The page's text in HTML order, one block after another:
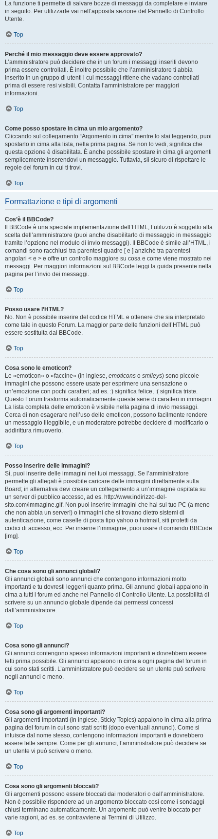
La funzione ti permette di salvare bozze di messaggi da completare e inviare
in seguito. Per utilizzarle vai nell’apposita sezione del Pannello di Controllo
Utente.
Top
Perché il mio messaggio deve essere approvato?
L’amministratore può decidere che in un forum i messaggi inseriti devono
prima essere controllati. È inoltre possibile che l’amministratore ti abbia
inserito in un gruppo di utenti i cui messaggi ritiene che vadano controllati
prima di essere resi visibili. Contatta l’amministratore per maggiori
informazioni.
Top
Come posso spostare in cima un mio argomento?
Cliccando sul collegamento “Argomento in cima” mentre lo stai leggendo, puoi
spostarlo in cima alla lista, nella prima pagina. Se non lo vedi, significa che
questa opzione è disabilitata. È anche possibile spostare in cima gli argomenti
semplicemente inserendovi un messaggio. Tuttavia, sii sicuro di rispettare le
regole del forum in cui ti trovi.
Top
Formattazione e tipi di argomenti
Cos’è il BBCode?
Il BBCode è una speciale implementazione dell’HTML; l’utilizzo è soggetto alla
scelta dell’amministratore (puoi anche disabilitarlo di messaggio in messaggio
tramite l’opzione nel modulo di invio messaggi). Il BBCode è simile all’HTML, i
comandi sono racchiusi tra parentesi quadre [ e ] anziché tra parentesi
angolari < e > e offre un controllo maggiore su cosa e come viene mostrato nei
messaggi. Per maggiori informazioni sul BBCode leggi la guida presente nella
pagina per l’invio dei messaggi.
Top
Posso usare l’HTML?
No. Non è possibile inserire del codice HTML e ottenere che sia interpretato
come tale in questo Forum. La maggior parte delle funzioni dell’HTML può
essere sostituita dal BBCode.
Top
Cosa sono le emoticon?
Le «emoticon» o «faccine» (in inglese, emoticons o smileys) sono piccole
immagini che possono essere usate per esprimere una sensazione o
un’emozione con pochi caratteri; ad es. :) significa felice, :( significa triste.
Questo Forum trasforma automaticamente queste serie di caratteri in immagini.
La lista completa delle emoticon è visibile nella pagina di invio messaggi.
Cerca di non esagerare nell’uso delle emoticon, possono facilmente rendere
un messaggio illeggibile, e un moderatore potrebbe decidere di modificarlo o
addirittura rimuoverlo.
Top
Posso inserire delle immagini?
Sì, puoi inserire delle immagini nei tuoi messaggi. Se l’amministratore
permette gli allegati è possibile caricare delle immagini direttamente sulla
Board; in alternativa devi creare un collegamento a un’immagine ospitata su
un server di pubblico accesso, ad es. http://www.indirizzo-del-
sito.com/immagine.gif. Non puoi inserire immagini che hai sul tuo PC (a meno
che non abbia un server!) o immagini che si trovano dietro sistemi di
autenticazione, come caselle di posta tipo yahoo o hotmail, siti protetti da
codici di accesso, ecc. Per inserire l’immagine, puoi usare il comando BBCode
[img].
Top
Che cosa sono gli annunci globali?
Gli annunci globali sono annunci che contengono informazioni molto
importanti e tu dovresti leggerli quanto prima. Gli annunci globali appaiono in
cima a tutti i forum ed anche nel Pannello di Controllo Utente. La possibilità di
scrivere su un annuncio globale dipende dai permessi concessi
dall’amministratore.
Top
Cosa sono gli annunci?
Gli annunci contengono spesso informazioni importanti e dovrebbero essere
letti prima possibile. Gli annunci appaiono in cima a ogni pagina del forum in
cui sono stati scritti. L’amministratore può decidere se un utente può scrivere
negli annunci o meno.
Top
Cosa sono gli argomenti importanti?
Gli argomenti importanti (in inglese, Sticky Topics) appaiono in cima alla prima
pagina del forum in cui sono stati scritti (dopo eventuali annunci). Come si
intuisce dal nome stesso, contengono informazioni importanti e dovrebbero
essere lette sempre. Come per gli annunci, l’amministratore può decidere se
un utente vi può scrivere o meno.
Top
Cosa sono gli argomenti bloccati?
Gli argomenti possono essere bloccati dai moderatori o dall’amministratore.
Non è possibile rispondere ad un argomento bloccato così come i sondaggi
chiusi terminano automaticamente. Un argomento può venire bloccato per
varie ragioni, ad es. se contravviene ai Termini di Utilizzo.
Top